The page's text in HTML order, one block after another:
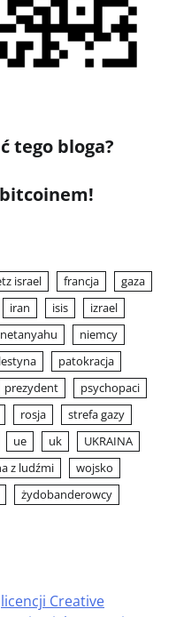
tego bloga?
israel francja
gaza
iran isis
izrael
netanyahu
niemcy
patokracja
prezydent
psychopaci
rosja
strefa gazy
ue uk
UKRAINA
z ludźmi
wojsko
żydobanderowcy
licencji Creative